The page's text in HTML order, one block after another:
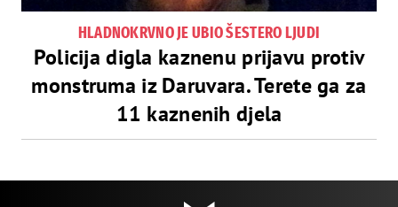
HLADNOKRVNO JE UBIO ŠESTERO LJUDI
Policija digla kaznenu prijavu protiv
monstruma iz Daruvara. Terete ga za
11 kaznenih djela